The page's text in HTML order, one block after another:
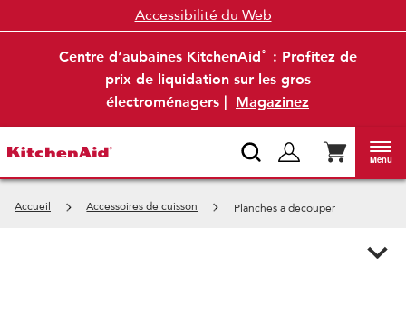
Centre d’aubaines KitchenAid®
: Profitez de
prix de liquidation sur les gros
électroménagers | Magazinez
Accessibilité du Web
Menu
Accueil Accessoires de cuisson Planches à découper